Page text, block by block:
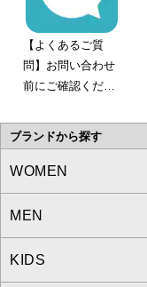
【よくあるご質
問】お問い合わせ
前にご確認くださ
ブランドから探す
WOMEN
a.v.v
MICHEL KLEIN
MEN
a.v.v
KIDS